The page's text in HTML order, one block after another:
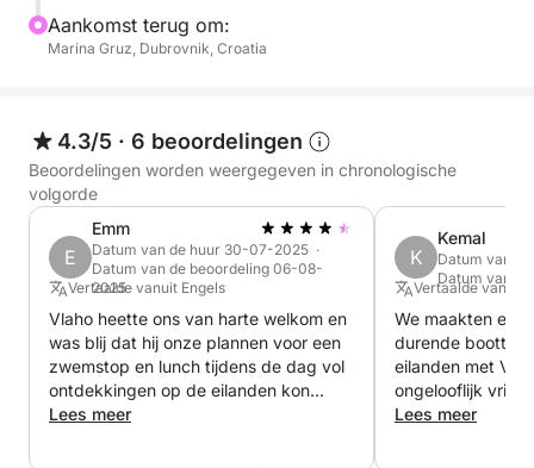
Aankomst terug om:
Marina Gruz, Dubrovnik, Croatia
4.3/5 · 6 beoordelingen
Beoordelingen worden weergegeven in chronologische
volgorde
E
Emm
Datum van de huur 30-07-2025 ·
Datum van de beoordeling 06-08-
2025
Vertaalde vanuit Engels
Vlaho heette ons van harte welkom en
was blij dat hij onze plannen voor een
zwemstop en lunch tijdens de dag vol
ontdekkingen op de eilanden kon
aanpassen. Hij vertelde ons ook wat
Lees meer
K
Kemal
Datum van
Datum van
Vertaalde vanuit
We maakten een
durende
eilanden met
ongelooflijk
en wist veel over
Lees meer